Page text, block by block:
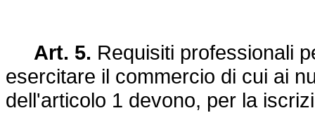
Art. 5. Requisiti professionali
esercitare il commercio di cui ai
dell'articolo 1 devono, per la